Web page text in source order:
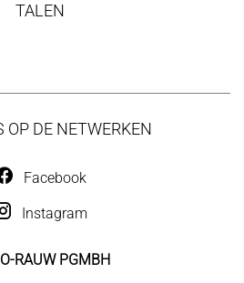
TALEN
OP DE NETWERKEN
Facebook
Instagram
RAUW PGMBH